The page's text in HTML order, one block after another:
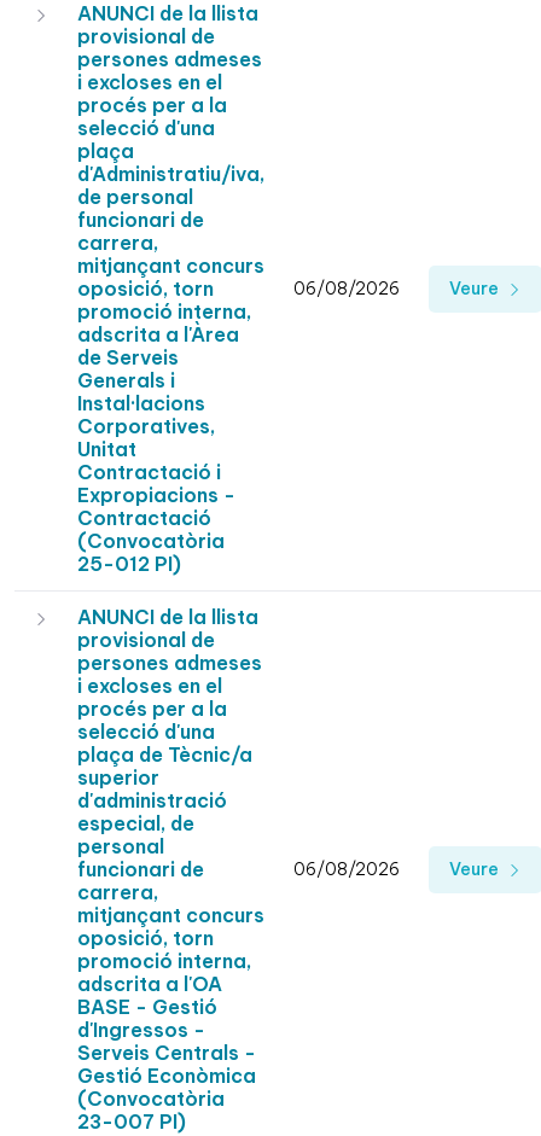
ANUNCI de la llista
provisional de
persones admeses
i excloses en el
procés per a la
selecció d'una
plaça
d'Administratiu/iva,
de personal
funcionari de
carrera,
mitjançant concurs
oposició, torn
promoció interna,
adscrita a l'Àrea
de Serveis
Generals i
Instal·lacions
Corporatives,
Unitat
Contractació i
Expropiacions -
Contractació
(Convocatòria
25-012 PI)
06/08/2026 Veure
ANUNCI de la llista
provisional de
persones admeses
i excloses en el
procés per a la
selecció d'una
plaça de Tècnic/a
superior
d'administració
especial, de
personal
funcionari de
carrera,
mitjançant concurs
oposició, torn
promoció interna,
adscrita a l'OA
BASE - Gestió
d'Ingressos -
Serveis Centrals -
Gestió Econòmica
(Convocatòria
23-007 PI)
06/08/2026 Veure